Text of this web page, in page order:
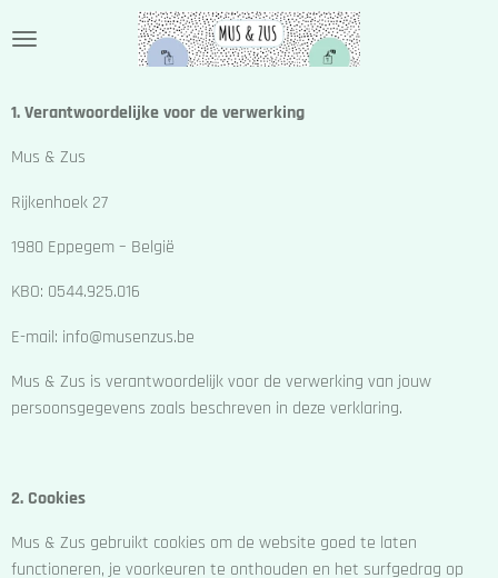
direct
de
1. Verantwoordelijke voor de verwerking
Mus & Zus
Rijkenhoek 27
1980 Eppegem – België
KBO: 0544.925.016
E-mail: info@musenzus.be
Mus & Zus is verantwoordelijk voor de verwerking van jouw
persoonsgegevens zoals beschreven in deze verklaring.
2. Cookies
Mus & Zus gebruikt cookies om de website goed te laten
functioneren, je voorkeuren te onthouden en het surfgedrag op